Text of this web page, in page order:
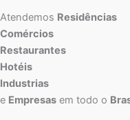
Atendemos Residências
Comércios
Restaurantes
Hotéis
Industrias
e Empresas em todo o